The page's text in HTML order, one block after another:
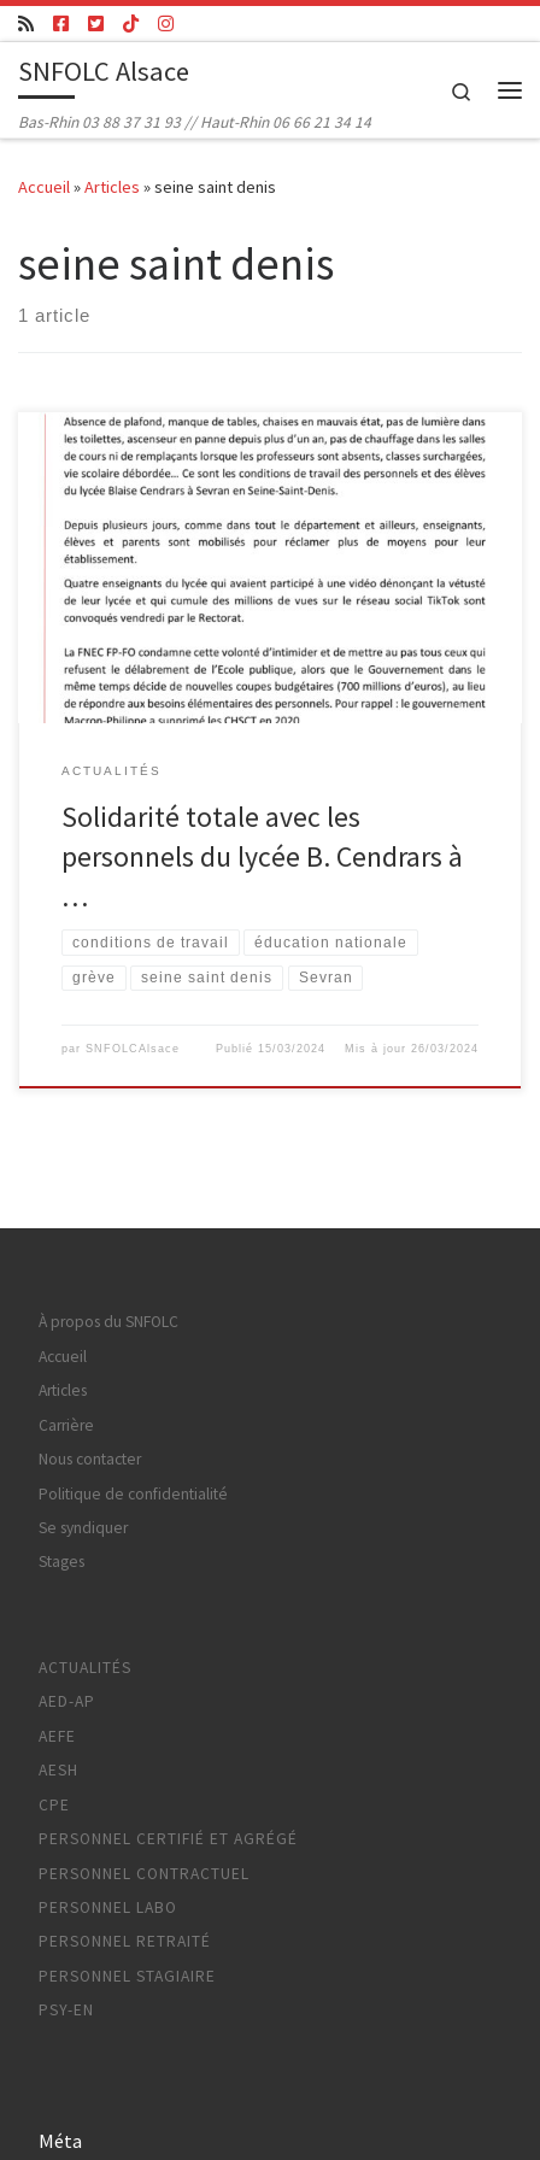
Passer au contenu
SNFOLC Alsace
Bas-Rhin 03 88 37 31 93 // Haut-Rhin 06 66 21 34 14
Search
Accueil»Articles »seine saint denis
seine saint denis
1 article
ACTUALITÉS
Solidarité totale avec les
personnels du lycée B. Cendrars à
…
conditions de travail éducation nationale
grève seine saint denis Sevran
par SNFOLCAlsace Publié 15/03/2024 Mis à jour26/03/2024
À propos du SNFOLC
Accueil
Articles
Carrière
Nous contacter
Politique de confidentialité
Se syndiquer
Stages
ACTUALITÉS
AED-AP
AEFE
AESH
CPE
PERSONNEL CERTIFIÉ ET AGRÉGÉ
PERSONNEL CONTRACTUEL
PERSONNEL LABO
PERSONNEL RETRAITÉ
PERSONNEL STAGIAIRE
PSY-EN
Méta